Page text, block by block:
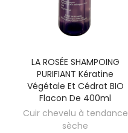
LA ROSÉE SHAMPOING
PURIFIANT Kératine
Végétale Et Cédrat BIO
Flacon De 400ml
Cuir chevelu à tendance
sèche